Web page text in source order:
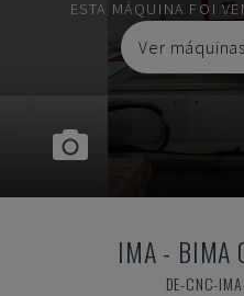
ESTA MÁQUINA FOI
Ver
IMA- BIMA
DE-CNC-